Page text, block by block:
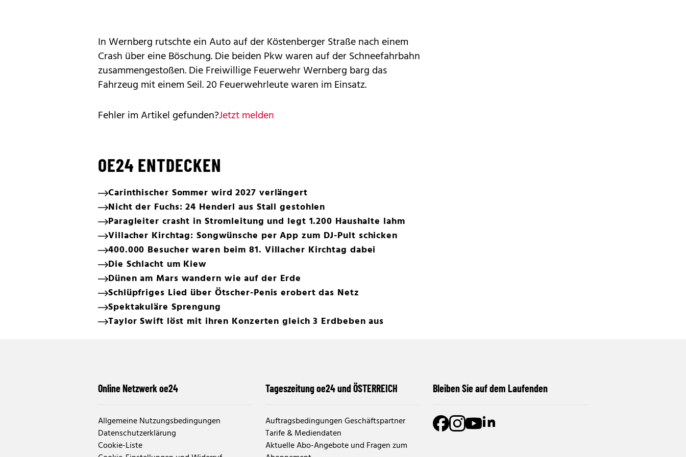
In Wernberg rutschte ein Auto auf der Köstenberger Straße nach einem
Crash über eine Böschung. Die beiden Pkw waren auf der Schneefahrbahn
zusammengestoßen. Die Freiwillige Feuerwehr Wernberg barg das
Fahrzeug mit einem Seil. 20 Feuerwehrleute waren im Einsatz.
Fehler im Artikel gefunden?Jetzt melden
OE24 ENTDECKEN
Carinthischer Sommer wird 2027 verlängert
Nicht der Fuchs: 24 Henderl aus Stall gestohlen
Paragleiter crasht in Stromleitung und legt 1.200 Haushalte lahm
Villacher Kirchtag: Songwünsche per App zum DJ-Pult schicken
400.000 Besucher waren beim 81. Villacher Kirchtag dabei
Die Schlacht um Kiew
Dünen am Mars wandern wie auf der Erde
Schlüpfriges Lied über Ötscher-Penis erobert das Netz
Spektakuläre Sprengung
Taylor Swift löst mit ihren Konzerten gleich 3 Erdbeben aus
Online Netzwerk oe24
Allgemeine Nutzungsbedingungen
Datenschutzerklärung
Cookie-Liste
Tageszeitung oe24 und ÖSTERREICH
Auftragsbedingungen Geschäftspartner
Tarife & Mediendaten
Aktuelle Abo-Angebote und Fragen zum
Bleiben Sie auf dem Laufenden